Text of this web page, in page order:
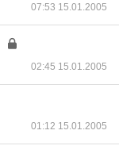
07:53 15.01.2005
02:45 15.01.2005
01:12 15.01.2005